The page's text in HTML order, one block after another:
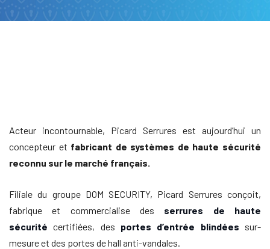
Acteur incontournable, Picard Serrures est aujourd’hui un
concepteur et fabricant de systèmes de haute sécurité
reconnu sur le marché français.
Filiale du groupe DOM SECURITY, Picard Serrures conçoit,
fabrique et commercialise des
serrures de haute
sécurité certifiées, des portes d’entrée blindées sur-
mesure et des portes de hall anti-vandales.